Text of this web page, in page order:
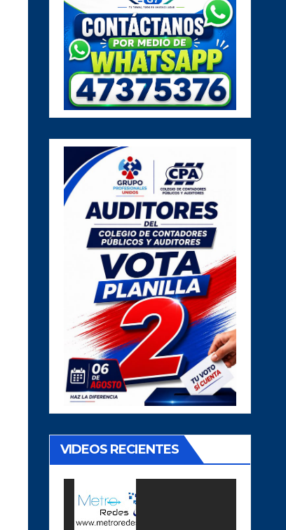
VIDEOS RECIENTES